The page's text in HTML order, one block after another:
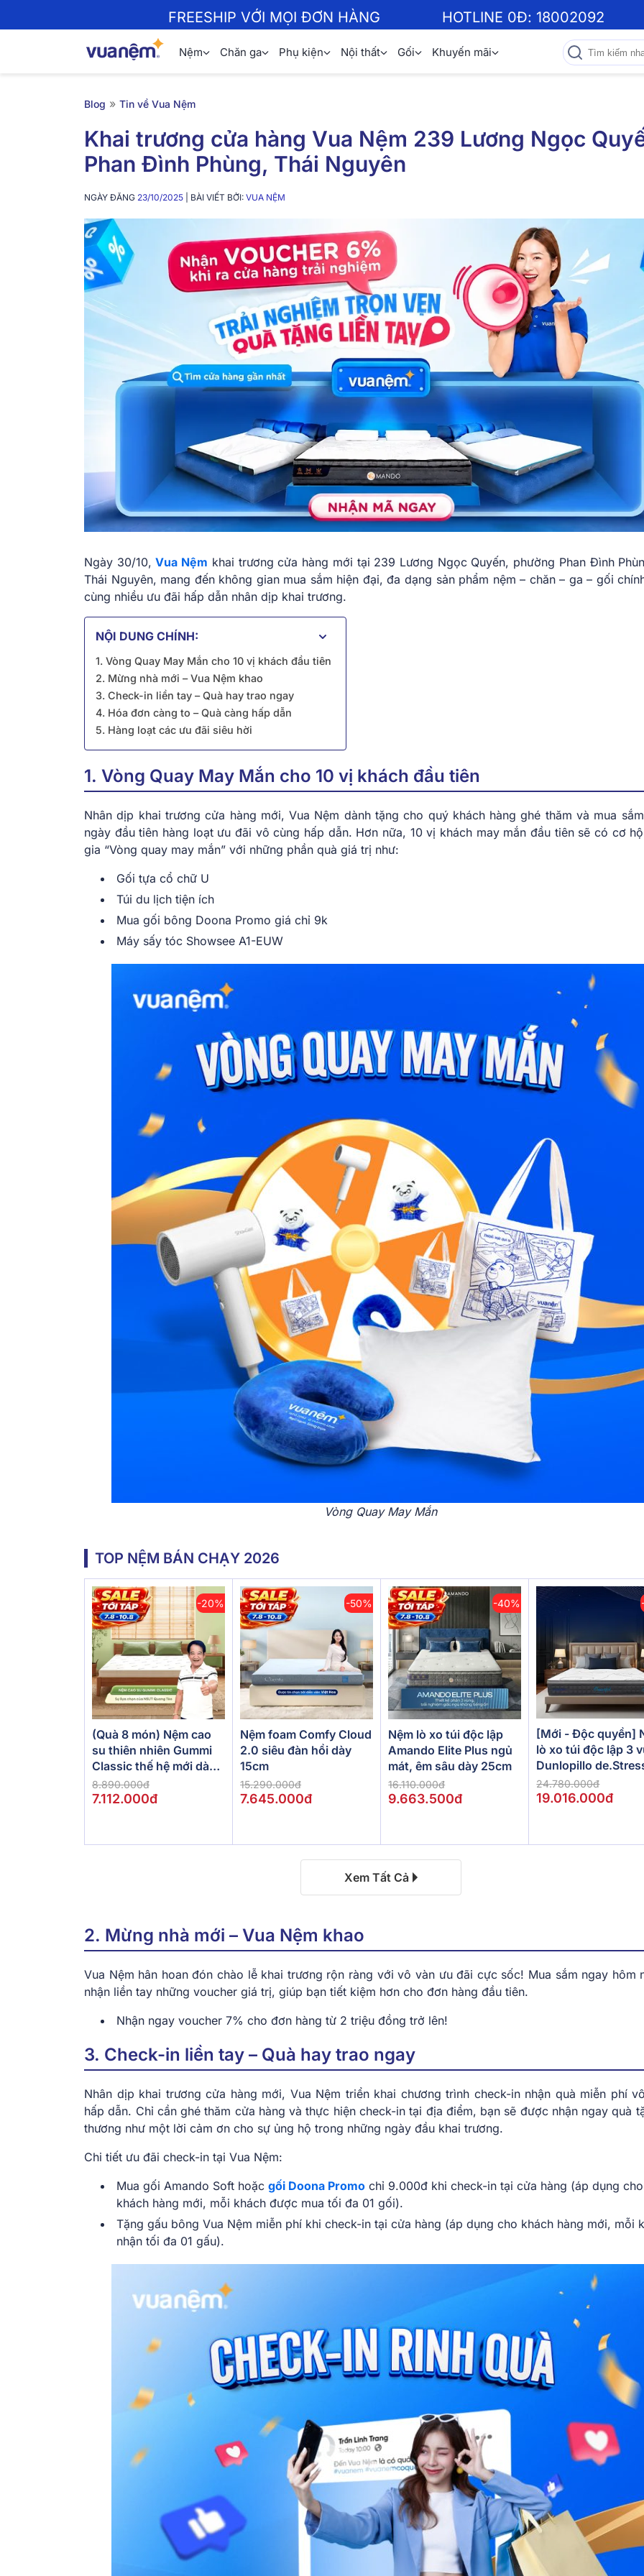
FREESHIP VỚI MỌI ĐƠN HÀNG HOTLINE 0Đ: 18002092
Nệm Chăn ga Phụ kiện Nội thất Gối Khuyến mãi
Blog » Tin về Vua Nệm
Khai trương cửa hàng Vua Nệm 239 Lương Ngọc
Phan Đình Phùng, Thái Nguyên
NGÀY ĐĂNG 23/10/2025 | BÀI VIẾT BỞI: VUA NỆM
Ngày 30/10,Vua Nệm khai trương cửa hàng mới tại 239 Lương Ngọc Quyến, phường Phan Đình
Thái Nguyên, mang đến không gian mua sắm hiện đại, đa dạng sản phẩm nệm – chăn – ga – gối
cùng nhiều ưu đãi hấp dẫn nhân dịp khai trương.
NỘI DUNG CHÍNH:
1. Vòng Quay May Mắn cho 10 vị khách đầu tiên
2. Mừng nhà mới – Vua Nệm khao
3. Check-in liền tay – Quà hay trao ngay
4. Hóa đơn càng to – Quà càng hấp dẫn
5. Hàng loạt các ưu đãi siêu hời
1. Vòng Quay May Mắn cho 10 vị khách đầu tiên
Nhân dịp khai trương cửa hàng mới, Vua Nệm dành tặng cho quý khách hàng ghé thăm và mua
ngày đầu tiên hàng loạt ưu đãi vô cùng hấp dẫn. Hơn nữa, 10 vị khách may mắn đầu tiên sẽ có cơ
gia “Vòng quay may mắn” với những phần quà giá trị như:
Gối tựa cổ chữ U
Túi du lịch tiện ích
Mua gối bông Doona Promo giá chỉ 9k
Máy sấy tóc Showsee A1-EUW
Vòng Quay May Mắn
TOP NỆM BÁN CHẠY 2026
-20%
(Quà 8 món) Nệm cao
su thiên nhiên Gummi
Classic thế hệ mới dày
5/10/15cm
8.890.000đ
7.112.000đ
-50%
Nệm foam Comfy Cloud
2.0 siêu đàn hồi dày
15cm
15.290.000đ
7.645.000đ
-40%
Nệm lò xo túi độc lập
Amando Elite Plus ngủ
mát, êm sâu dày 25cm
16.110.000đ
9.663.500đ
[Mới - Độc quyền]
lò xo túi độc lập 3
Dunlopillo
Powerful
24.780.000đ
19.016.000đ
Xem Tất Cả
2. Mừng nhà mới – Vua Nệm khao
Vua Nệm hân hoan đón chào lễ khai trương rộn ràng với vô vàn ưu đãi cực sốc! Mua sắm ngay hôm
nhận liền tay những voucher giá trị, giúp bạn tiết kiệm hơn cho đơn hàng đầu tiên.
Nhận ngay voucher 7% cho đơn hàng từ 2 triệu đồng trở lên!
3. Check-in liền tay – Quà hay trao ngay
Nhân dịp khai trương cửa hàng mới, Vua Nệm triển khai chương trình check-in nhận quà miễn phí
hấp dẫn. Chỉ cần ghé thăm cửa hàng và thực hiện check-in tại địa điểm, bạn sẽ được nhận ngay quà
thương như một lời cảm ơn cho sự ủng hộ trong những ngày đầu khai trương.
Chi tiết ưu đãi check-in tại Vua Nệm:
Mua gối Amando Soft hoặc gối Doona Promo chỉ 9.000đ khi check-in tại cửa hàng (áp dụng cho
khách hàng mới, mỗi khách được mua tối đa 01 gối).
Tặng gấu bông Vua Nệm miễn phí khi check-in tại cửa hàng (áp dụng cho khách hàng mới, mỗi
nhận tối đa 01 gấu).